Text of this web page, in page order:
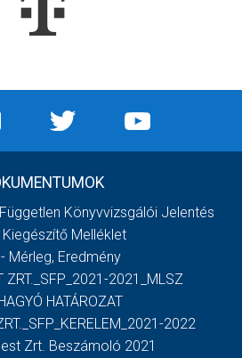
Könyvvizsgálói Jelentés
Melléklet
Mérleg, Eredmény
ZRT._SFP_2021-2021_MLSZ
HATÁROZAT
2022
Zrt. Beszámoló 2021